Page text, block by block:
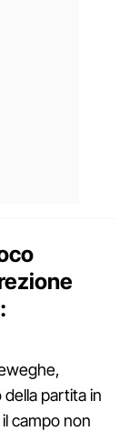
partita in
campo non